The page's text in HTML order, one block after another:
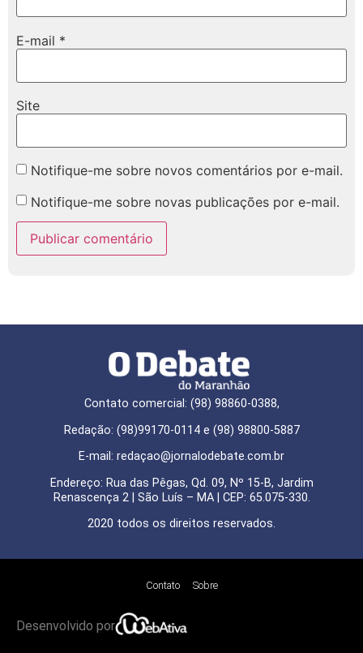
E-mail *
Site
Notifique-me sobre novos comentários por e-mail.
Notifique-me sobre novas publicações por e-mail.
Contato comercial: (98) 98860-0388,
Redação: (98)99170-0114 e (98) 98800-5887
E-mail: redaçao@jornalodebate.com.br
Endereço: Rua das Pêgas, Qd. 09, Nº 15-B, Jardim
Renascença 2 | São Luís – MA | CEP: 65.075-330.
2020 todos os direitos reservados.
Contato Sobre
Desenvolvido por